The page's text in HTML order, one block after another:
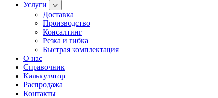
Услуги
Доставка
Производство
Консалтинг
Резка и гибка
Быстрая комплектация
О нас
Справочник
Калькулятор
Распродажа
Контакты